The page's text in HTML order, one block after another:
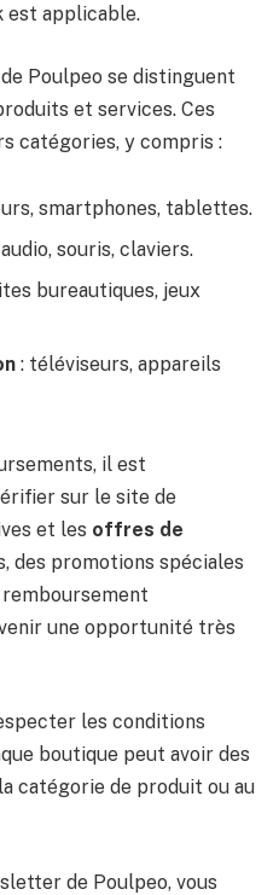
est applicable.
Poulpeo se distinguent
et services. Ces
catégories, y compris :
smartphones, tablettes.
souris, claviers.
bureautiques, jeux
: téléviseurs, appareils
il est
sur le site de
et les offres de
des promotions spéciales
une opportunité très
les conditions
boutique peut avoir des
catégorie de produit ou au
de Poulpeo, vous